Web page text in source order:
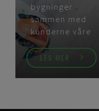
bygninger
sammen med
kunderne våre
LES MER